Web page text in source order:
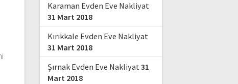
Karaman Evden Eve Nakliyat
31 Mart 2018
Kırıkkale Evden Eve Nakliyat
31 Mart 2018
Şırnak Evden Eve Nakliyat31
Mart 2018